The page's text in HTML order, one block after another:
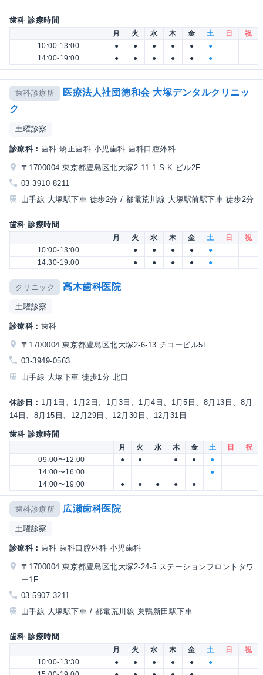
歯科 診療時間
月 火 水 木 金 土 日
祝
10:00-13:00
● ● ● ● ●
●
14:00-19:00
● ● ● ● ● ●
歯科診療所
医療法人社団徳和会 大塚デンタルクリニッ
ク
土曜診察
診療科： 歯科 矯正歯科 小児歯科 歯科口腔外科
〒1700004 東京都豊島区北大塚2-11-1 S.K.ビル2F
03-3910-8211
山手線 大塚駅下車 徒歩2分 / 都電荒川線 大塚駅前駅下車 徒歩2分
歯科 診療時間
月 火 水 木 金 土 日
祝
10:00-13:00
● ● ● ●
●
14:30-19:00
● ● ● ● ●
クリニック 高木歯科医院
土曜診察
診療科： 歯科
〒1700004 東京都豊島区北大塚2-6-13 チコービル5F
03-3949-0563
山手線 大塚下車 徒歩1分 北口
休診日： 1月1日、1月2日、1月3日、1月4日、1月5日、8月13日、8月
14日、8月15日、12月29日、12月30日、12月31日
歯科 診療時間
月 火 水 木 金 土 日
祝
09:00〜12:00
● ● ● ●
●
14:00〜16:00
●
14:00〜19:00
● ● ● ● ●
歯科診療所 広瀬歯科医院
土曜診察
診療科： 歯科 歯科口腔外科 小児歯科
〒1700004 東京都豊島区北大塚2-24-5 ステーションフロントタワ
ー1F
03-5907-3211
山手線 大塚駅下車 / 都電荒川線 巣鴨新田駅下車
歯科 診療時間
月 火 水 木 金 土 日
祝
10:00-13:30
● ● ● ● ●
●